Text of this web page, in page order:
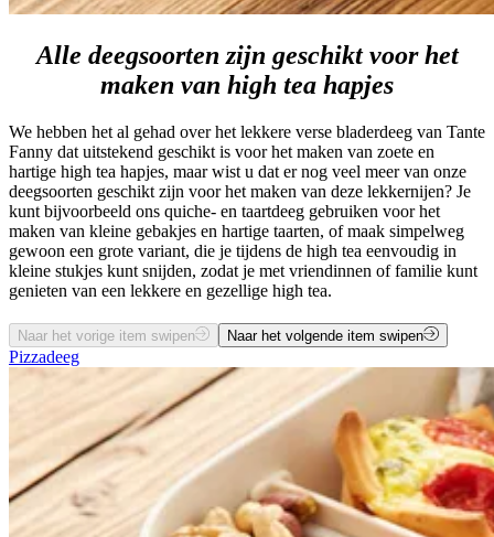
Alle deegsoorten zijn geschikt voor het
maken van high tea hapjes
We hebben het al gehad over het lekkere verse bladerdeeg van Tante
Fanny dat uitstekend geschikt is voor het maken van zoete en
hartige high tea hapjes, maar wist u dat er nog veel meer van onze
deegsoorten geschikt zijn voor het maken van deze lekkernijen? Je
kunt bijvoorbeeld ons quiche- en taartdeeg gebruiken voor het
maken van kleine gebakjes en hartige taarten, of maak simpelweg
gewoon een grote variant, die je tijdens de high tea eenvoudig in
kleine stukjes kunt snijden, zodat je met vriendinnen of familie kunt
genieten van een lekkere en gezellige high tea.
Naar het vorige item swipen Naar het volgende item swipen
Pizzadeeg